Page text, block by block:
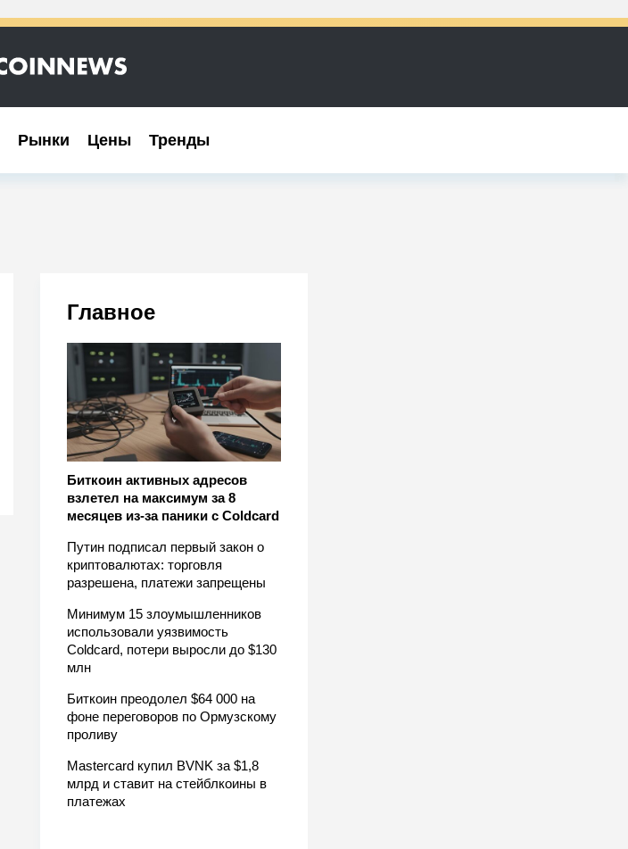
Рынки Цены Тренды
Рынки Цены Тренды
Главное
Биткоин активных адресов
взлетел на максимум за 8
месяцев из-за паники с Coldcard
Путин подписал первый закон о
криптовалютах: торговля
разрешена, платежи запрещены
Минимум 15 злоумышленников
использовали уязвимость
Coldcard, потери выросли до $130
млн
Биткоин преодолел $64 000 на
фоне переговоров по Ормузскому
проливу
Mastercard купил BVNK за $1,8
млрд и ставит на стейблкоины в
платежах